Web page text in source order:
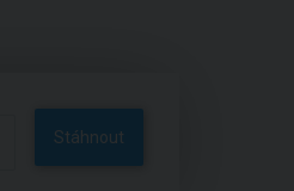
Stáhnout